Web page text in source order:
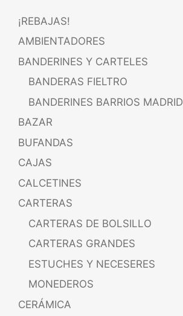
¡REBAJAS!
AMBIENTADORES
BANDERINES Y CARTELES
BANDERAS FIELTRO
BANDERINES BARRIOS MADRID
BAZAR
BUFANDAS
CAJAS
CALCETINES
CARTERAS
CARTERAS DE BOLSILLO
CARTERAS GRANDES
ESTUCHES Y NECESERES
MONEDEROS
CERÁMICA